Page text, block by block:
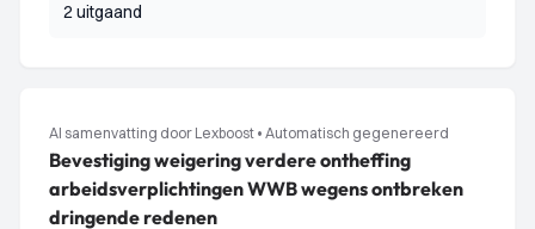
2 uitgaand
AI samenvatting door Lexboost • Automatisch gegenereerd
Bevestiging weigering verdere ontheffing
arbeidsverplichtingen WWB wegens ontbreken
dringende redenen